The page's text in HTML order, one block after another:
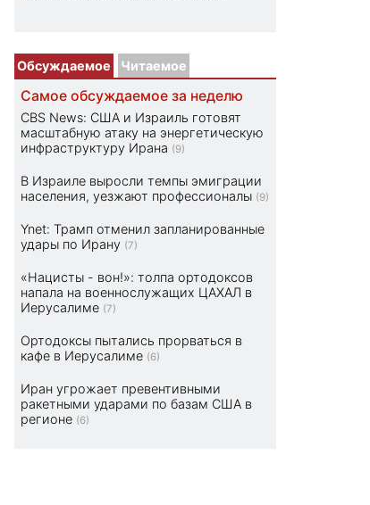
Обсуждаемое Читаемое
Самое обсуждаемое за неделю
CBS News: США и Израиль готовят
масштабную атаку на энергетическую
инфраструктуру Ирана (9)
В Израиле выросли темпы эмиграции
населения, уезжают профессионалы (9)
Ynet: Трамп отменил запланированные
удары по Ирану (7)
«Нацисты - вон!»: толпа ортодоксов
напала на военнослужащих ЦАХАЛ в
Иерусалиме (7)
Ортодоксы пытались прорваться в
кафе в Иерусалиме (6)
Иран угрожает превентивными
ракетными ударами по базам США в
регионе (6)